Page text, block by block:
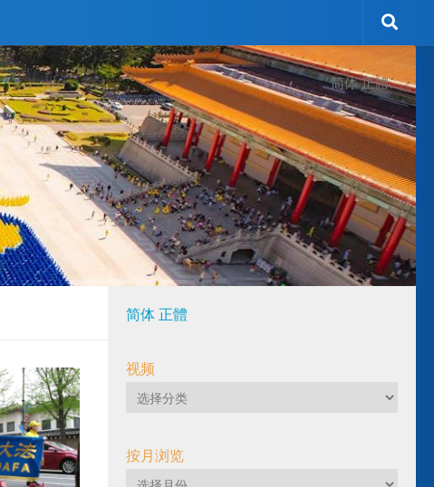
简体 正體
简体 正體
视频
视
按月浏览
按